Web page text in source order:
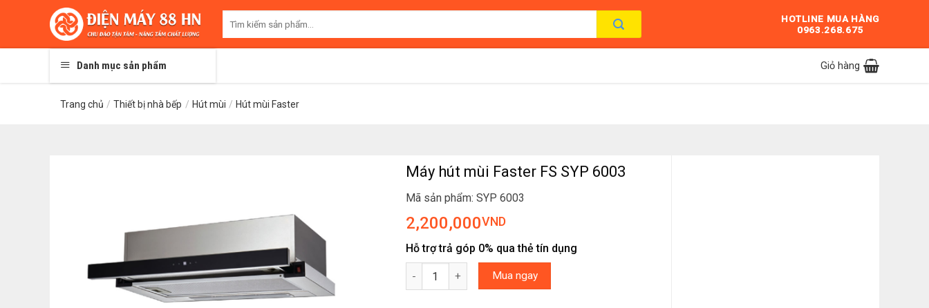
kiếm:
HOTLINE MUA HÀNG
0963.268.675
Danh mục sản phẩm Giỏ hàng
Trang chủ / Thiết bị nhà bếp / Hút mùi / Hút mùi Faster
Máy hút mùi Faster FS SYP 6003
Mã sản phẩm: SYP 6003
2,200,000VND
Hỗ trợ trả góp 0% qua thẻ tín dụng
Máy hút mùi Faster FS SYP 6003 số lượng
Mua ngay